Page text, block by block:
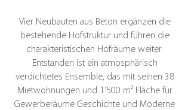
Vier Neubauten aus Beton ergänzen die
bestehende Hofstruktur und führen die
charakteristischen Hofräume weiter.
Entstanden ist ein atmosphärisch
verdichtetes Ensemble, das mit seinen 38
Mietwohnungen und 1'500 m² Fläche für
Gewerberäume Geschichte und Moderne